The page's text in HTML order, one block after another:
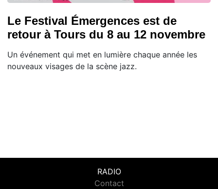
Le Festival Émergences est de
retour à Tours du 8 au 12 novembre
Un événement qui met en lumière chaque année les
nouveaux visages de la scène jazz.
RADIO
Contact